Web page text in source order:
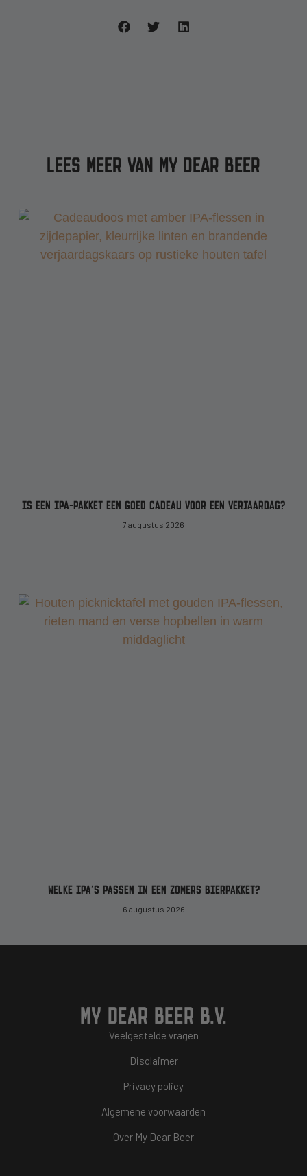
LEES MEER VAN MY DEAR BEER
IS EEN IPA-PAKKET EEN GOED CADEAU VOOR EEN VERJAARDAG?
7 augustus 2026
WELKE IPA’S PASSEN IN EEN ZOMERS BIERPAKKET?
6 augustus 2026
MY DEAR BEER B.V.
Veelgestelde vragen
Disclaimer
Privacy policy
Algemene voorwaarden
Over My Dear Beer